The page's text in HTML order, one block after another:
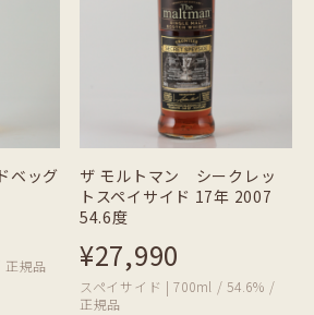
ベッグ
規品
ザ モルトマン シークレッ
トスペイサイド 17年 2007
54.6度
¥27,990
スペイサイド | 700ml / 54.6% /
正規品